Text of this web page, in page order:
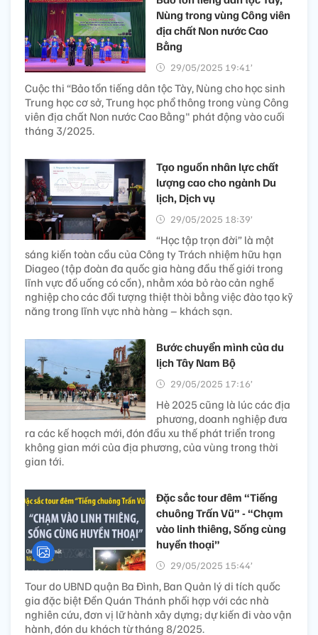
Nùng trong vùng Công viên
địa chất Non nước Cao
Bằng
29/05/2025 19:41’
Cuộc thi “Bảo tồn tiếng dân tộc Tày, Nùng cho học sinh
Trung học cơ sở, Trung học phổ thông trong vùng Công
viên địa chất Non nước Cao Bằng" phát động vào cuối
tháng 3/2025.
Tạo nguồn nhân lực chất
lượng cao cho ngành Du
lịch, Dịch vụ
29/05/2025 18:39’
“Học tập trọn đời” là một
sáng kiến toàn cầu của Công ty Trách nhiệm hữu hạn
Diageo (tập đoàn đa quốc gia hàng đầu thế giới trong
lĩnh vực đồ uống có cồn), nhằm xóa bỏ rào cản nghề
nghiệp cho các đối tượng thiệt thòi bằng việc đào tạo kỹ
năng trong lĩnh vực nhà hàng – khách sạn.
Bước chuyển mình của du
lịch Tây Nam Bộ
29/05/2025 17:16’
Hè 2025 cũng là lúc các địa
phương, doanh nghiệp đưa
ra các kế hoạch mới, đón đầu xu thế phát triển trong
không gian mới của địa phương, của vùng trong thời
gian tới.
Đặc sắc tour đêm “Tiếng
chuông Trấn Vũ” - “Chạm
vào linh thiêng, Sống cùng
huyền thoại”
29/05/2025 15:44’
Tour do UBND quận Ba Đình, Ban Quản lý di tích quốc
gia đặc biệt Đền Quán Thánh phối hợp với các nhà
nghiên cứu, đơn vị lữ hành xây dựng; dự kiến đi vào vận
hành, đón du khách từ tháng 8/2025.